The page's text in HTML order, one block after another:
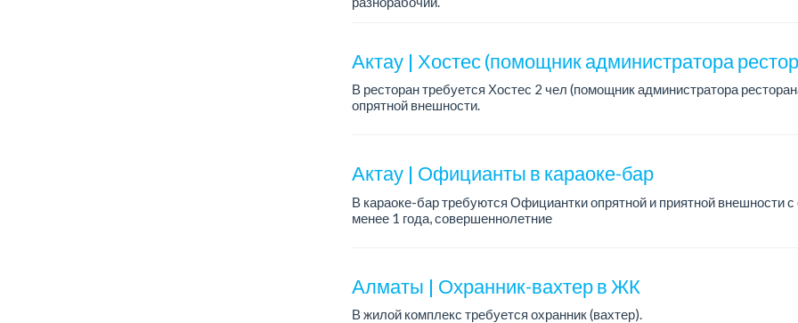
...
Актау | Хостес (помощник администратора
В ресторан требуется Хостес 2 чел (помощник администратора
опрятной внешности.
Актау | Официанты в караоке-бар
В караоке-бар требуются Официантки опрятной и приятной внешности
менее 1 года, совершеннолетние
— Удобный сменный график
...Алматы | Охранник-вахтер в ЖК
В жилой комплекс требуется охранник (вахтер).